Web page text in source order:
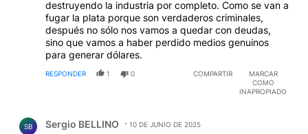
destruyendo la industria por completo. Como se van a
fugar la plata porque son verdaderos criminales,
después no sólo nos vamos a quedar con deudas,
sino que vamos a haber perdido medios genuinos
para generar dólares.
RESPONDER 1 0 COMPARTIR
MARCAR
COMO
INAPROPIADO
SB Sergio BELLINO 10 DE JUNIO DE 2025